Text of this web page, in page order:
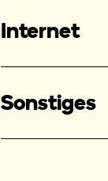
Internet
Sonstiges